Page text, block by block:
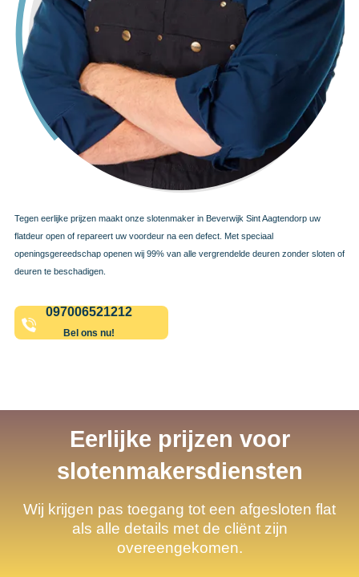
Tegen eerlijke prijzen maakt onze slotenmaker in Beverwijk Sint Aagtendorp uw
flatdeur open of repareert uw voordeur na een defect. Met speciaal
openingsgereedschap openen wij 99% van alle vergrendelde deuren zonder sloten of
deuren te beschadigen.
097006521212
Bel ons nu!
Eerlijke prijzen voor
slotenmakersdiensten
Wij krijgen pas toegang tot een afgesloten flat
als alle details met de cliënt zijn
overeengekomen.